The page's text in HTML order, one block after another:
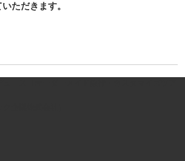
ただきます。